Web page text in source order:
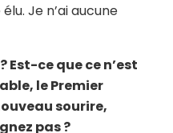
Je n’ai aucune
Est-ce que ce n’est
le Premier
sourire,
pas ?